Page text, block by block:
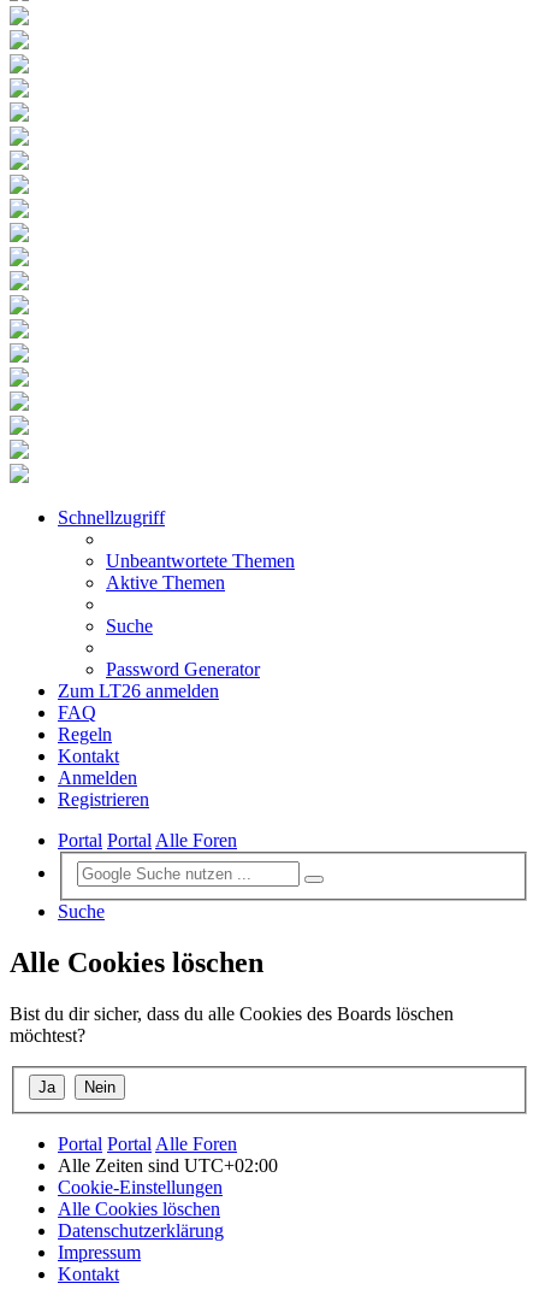
Schnellzugriff
Unbeantwortete Themen
Aktive Themen
Suche
Password Generator
Zum LT26 anmelden
FAQ
Regeln
Kontakt
Anmelden
Registrieren
Portal PortalAlle Foren
Suche
Alle Cookies löschen
Bist du dir sicher, dass du alle Cookies des Boards löschen
möchtest?
Portal PortalAlle Foren
Alle Zeiten sind UTC+02:00
Cookie-Einstellungen
Alle Cookies löschen
Datenschutzerklärung
Impressum
Kontakt